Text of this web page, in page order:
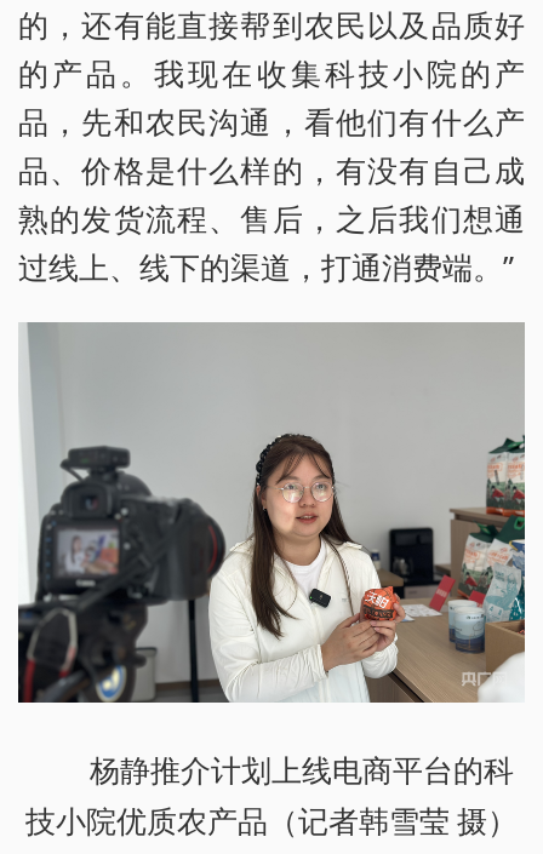
的，还有能直接帮到农民以及品质好
的产品。我现在收集科技小院的产
品，先和农民沟通，看他们有什么产
品、价格是什么样的，有没有自己成
熟的发货流程、售后，之后我们想通
过线上、线下的渠道，打通消费端。”
杨静推介计划上线电商平台的科
技小院优质农产品（记者韩雪莹 摄）